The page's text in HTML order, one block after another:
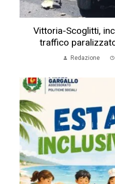
Vittoria-Scoglitti,
traffico
Redazione